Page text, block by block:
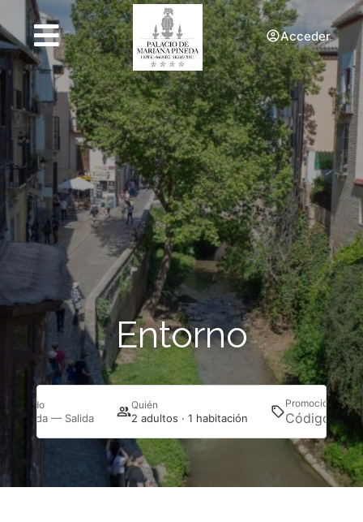
Acceder
Entorno
Cuándo
Entrada — Salida
Quién
2 adultos · 1 habitación
Promoción